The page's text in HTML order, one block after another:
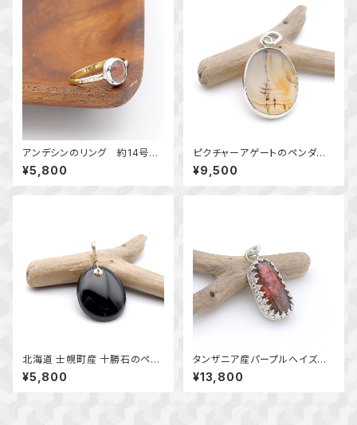
アンデシンのリング 約14号
～揺らめく色彩～ 天然石アク
セサリー 指輪 一点物
¥5,800
ピクチャーアゲートのペンダント
天然石アクセサリー ペンダン
トトップ 一点物 macari
¥9,500
北海道 士幌町産 十勝石のペン
ダント ｋ14GF 天然石アクセサ
リー 一点物 macari
¥5,800
タンザニア産パープルヘイズサ
ンストーンの飾り枠ペンダント
～幻惑の輝き～ 天然石アクセ
サリー ペンダントトップ 一点
¥13,800